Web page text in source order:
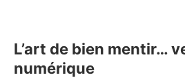
L’art de bien mentir…
numérique